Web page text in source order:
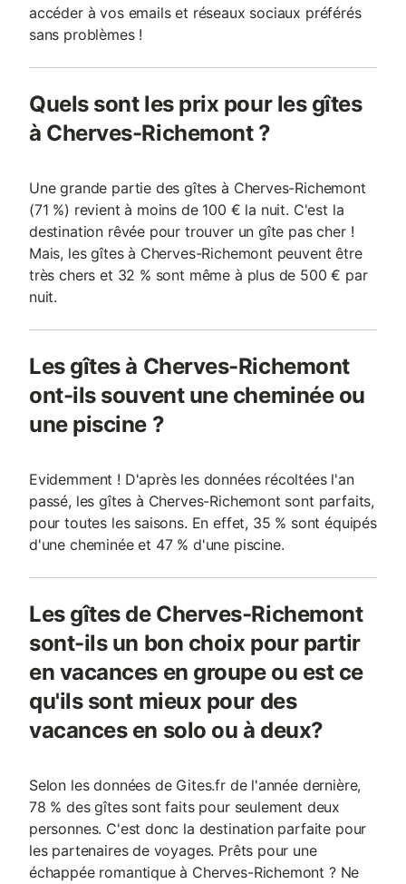
accéder à vos emails et réseaux sociaux préférés
sans problèmes !
Quels sont les prix pour les gîtes
à Cherves-Richemont ?
Une grande partie des gîtes à Cherves-Richemont
(71 %) revient à moins de 100 € la nuit. C'est la
destination rêvée pour trouver un gîte pas cher !
Mais, les gîtes à Cherves-Richemont peuvent être
très chers et 32 % sont même à plus de 500 € par
nuit.
Les gîtes à Cherves-Richemont
ont-ils souvent une cheminée ou
une piscine ?
Evidemment ! D'après les données récoltées l'an
passé, les gîtes à Cherves-Richemont sont parfaits,
pour toutes les saisons. En effet, 35 % sont équipés
d'une cheminée et 47 % d'une piscine.
Les gîtes de Cherves-Richemont
sont-ils un bon choix pour partir
en vacances en groupe ou est ce
qu'ils sont mieux pour des
vacances en solo ou à deux?
Selon les données de Gites.fr de l'année dernière,
78 % des gîtes sont faits pour seulement deux
personnes. C'est donc la destination parfaite pour
les partenaires de voyages. Prêts pour une
échappée romantique à Cherves-Richemont ? Ne